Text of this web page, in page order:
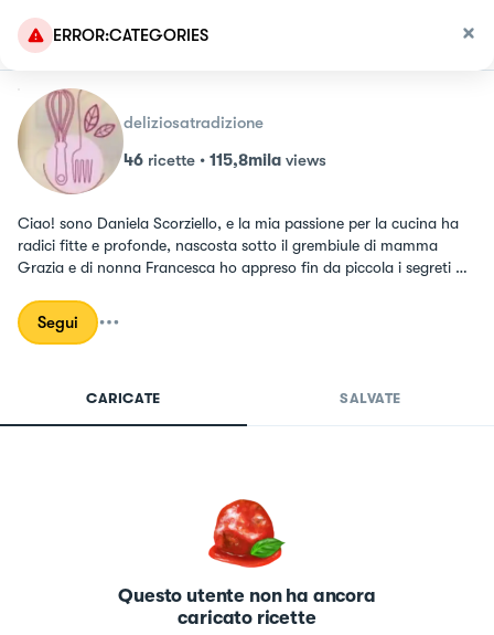
ERROR:CATEGORIES
deliziosatradizione
46 ricette • 115,8mila views
Ciao! sono Daniela Scorziello, e la mia passione per la cucina ha
radici fitte e profonde, nascosta sotto il grembiule di mamma
Grazia e di nonna Francesca ho appreso fin da piccola i segreti
condividerli anche con te
Segui
CARICATE SALVATE
Questo utente non ha ancora
caricato ricette